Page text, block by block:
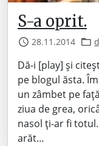
S-a oprit.
28.11.2014
Dă-i [play] și
pe blogul ăsta.
un zâmbet pe
ziua de grea,
nasol ți-ar fi
arăt…